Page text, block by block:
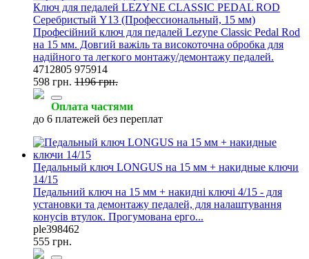
Ключ для педалей LEZYNE CLASSIC PEDAL ROD
Серебристый Y13 (Профессиональный, 15 мм)
Професійний ключ для педалей Lezyne Classic Pedal Rod
на 15 мм. Довгий важіль та високоточна обробка для
надійного та легкого монтажу/демонтажу педалей.
4712805 975914
598 грн. 1196 грн.
Оплата частями
до 6 платежей без переплат
Педальный ключ LONGUS на 15 мм + накидные ключи
14/15
Педальний ключ на 15 мм + накидні ключі 4/15 - для
установки та демонтажу педалей, для налаштування
конусів втулок. Прогумована ерго...
ple398462
555 грн.